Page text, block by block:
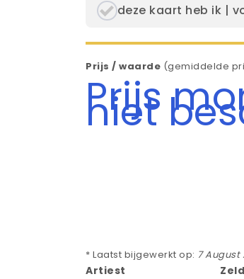
deze kaart heb ik |
Prijs / waarde (gemiddelde
Prijs
niet
* Laatst bijgewerkt op: 7 August
Artiest